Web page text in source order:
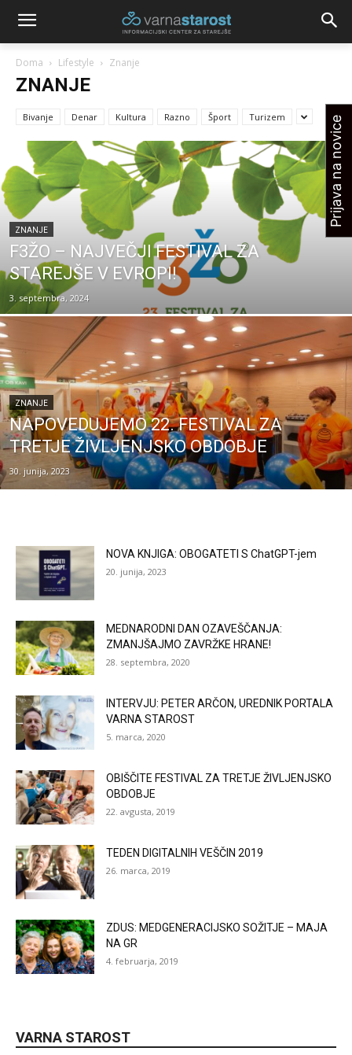
Doma Lifestyle Znanje
ZNANJE
Bivanje Denar Kultura Razno Šport Turizem
ZNANJE
F3ŽO – NAJVEČJI FESTIVAL ZA
STAREJŠE V EVROPI!
3. septembra, 2024
ZNANJE
NAPOVEDUJEMO 22. FESTIVAL ZA
TRETJE ŽIVLJENJSKO OBDOBJE
30. junija, 2023
NOVA KNJIGA: OBOGATETI S ChatGPT-jem
20. junija, 2023
MEDNARODNI DAN OZAVEŠČANJA:
ZMANJŠAJMO ZAVRŽKE HRANE!
28. septembra, 2020
INTERVJU: PETER ARČON, UREDNIK PORTALA
VARNA STAROST
5. marca, 2020
OBIŠČITE FESTIVAL ZA TRETJE ŽIVLJENJSKO
OBDOBJE
22. avgusta, 2019
TEDEN DIGITALNIH VEŠČIN 2019
26. marca, 2019
ZDUS: MEDGENERACIJSKO SOŽITJE – MAJA
NA GR
4. februarja, 2019
VARNA STAROST
Prijava na novice